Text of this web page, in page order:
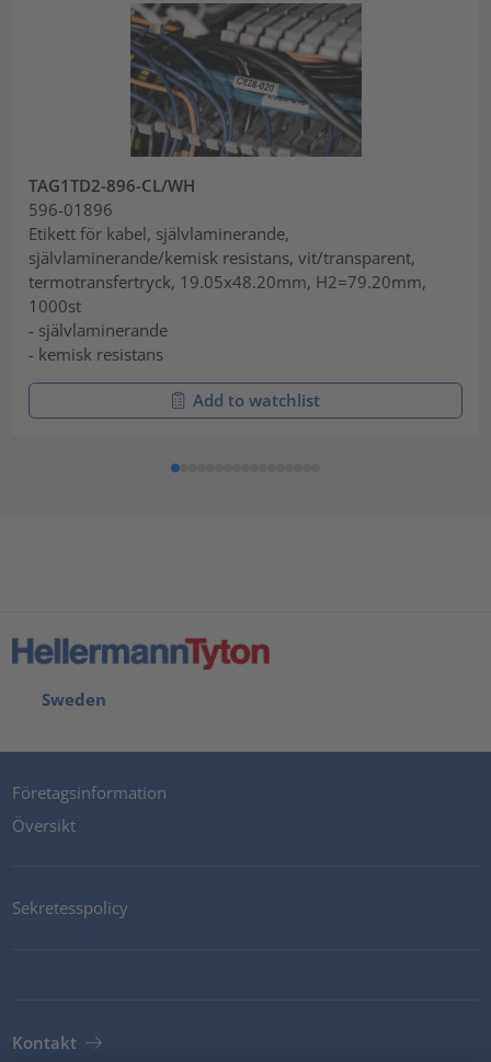
TAG1TD2-896-CL/WH
596-01896
Etikett för kabel, självlaminerande,
självlaminerande/kemisk resistans, vit/transparent,
termotransfertryck, 19.05x48.20mm, H2=79.20mm,
1000st
- självlaminerande
- kemisk resistans
Add to watchlist
Sweden
Företagsinformation
Översikt
Sekretesspolicy
Kontakt